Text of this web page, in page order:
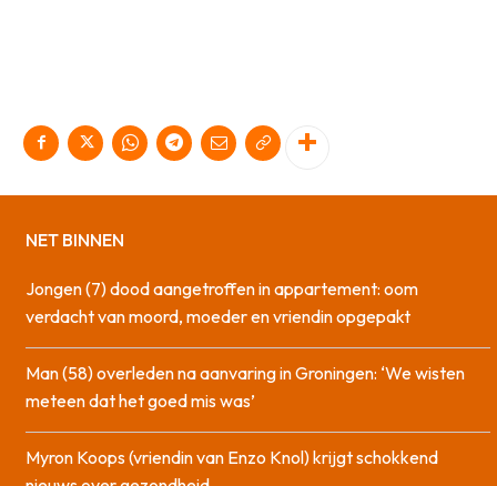
NET BINNEN
Jongen (7) dood aangetroffen in appartement: oom
verdacht van moord, moeder en vriendin opgepakt
Man (58) overleden na aanvaring in Groningen: ‘We wisten
meteen dat het goed mis was’
Myron Koops (vriendin van Enzo Knol) krijgt schokkend